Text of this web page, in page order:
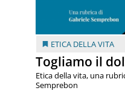
ETICA DELLA VITA
Togliamo il
Etica della vita, una
Semprebon